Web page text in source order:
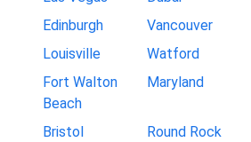
Edinburgh
Vancouver
Louisville
Watford
Fort Walton
Beach
Maryland
Bristol
Round Rock